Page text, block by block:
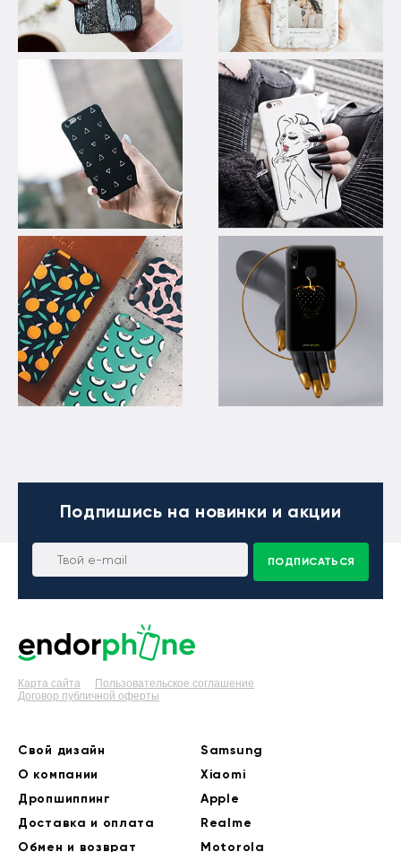
Подпишись на новинки и акции
ПОДПИСАТЬСЯ
Карта сайта
Пользовательское соглашение
Договор публичной оферты
Свой дизайн
О компании
Дропшиппинг
Доставка и оплата
Обмен и возврат
Samsung
Xiaomi
Apple
Realme
Motorola